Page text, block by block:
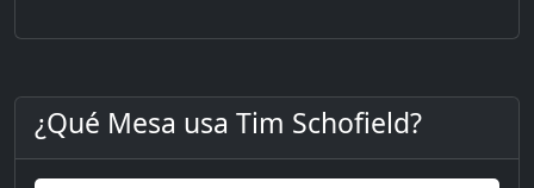
¿Qué Mesa usa Tim Schofield?